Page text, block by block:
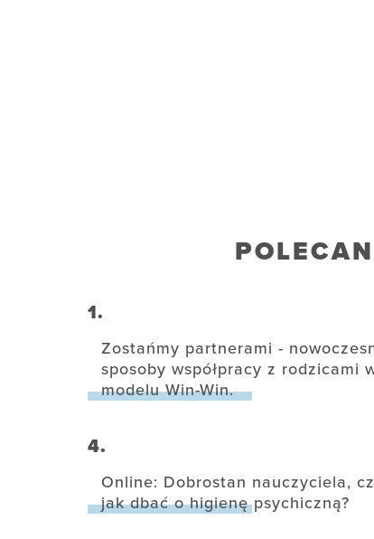
1.
Zostańmy partnerami -
sposoby współpracy z rodzicami
modelu Win-Win.
4.
Online: Dobrostan nauczyciela,
jak dbać o higienę psychiczną?